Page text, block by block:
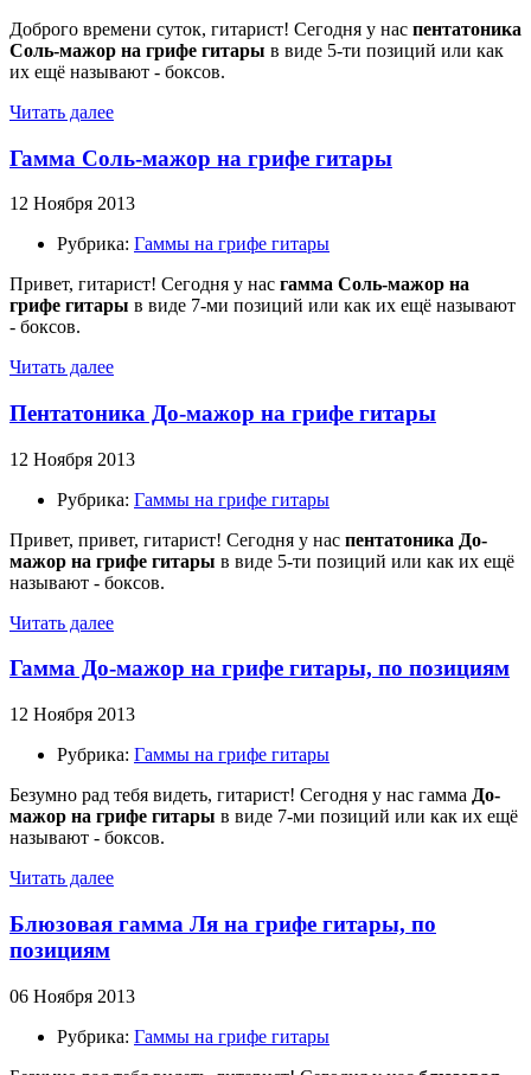
Доброго времени суток, гитарист! Сегодня у нас пентатоника
Соль-мажор на грифе гитары в виде 5-ти позиций или как
их ещё называют - боксов.
Читать далее
Гамма Соль-мажор на грифе гитары
12 Ноября 2013
Рубрика: Гаммы на грифе гитары
Привет, гитарист! Сегодня у нас гамма Соль-мажор на
грифе гитары в виде 7-ми позиций или как их ещё называют
- боксов.
Читать далее
Пентатоника До-мажор на грифе гитары
12 Ноября 2013
Рубрика: Гаммы на грифе гитары
Привет, привет, гитарист! Сегодня у нас пентатоника До-
мажор на грифе гитары в виде 5-ти позиций или как их ещё
называют - боксов.
Читать далее
Гамма До-мажор на грифе гитары, по позициям
12 Ноября 2013
Рубрика: Гаммы на грифе гитары
Безумно рад тебя видеть, гитарист! Сегодня у нас гамма До-
мажор на грифе гитары в виде 7-ми позиций или как их ещё
называют - боксов.
Читать далее
Блюзовая гамма Ля на грифе гитары, по
позициям
06 Ноября 2013
Рубрика: Гаммы на грифе гитары